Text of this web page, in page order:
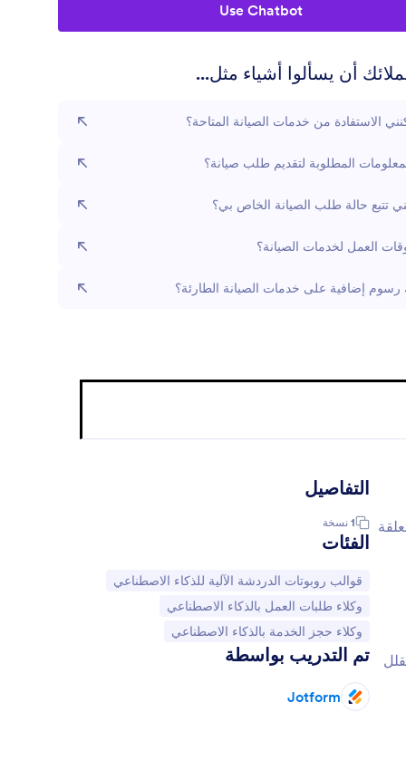
Use Chatbot
أن يسألوا أشياء مثل...
الاستفادة من خدمات الصيانة المتاحة؟
المطلوبة لتقديم طلب صيانة؟
تتبع حالة طلب الصيانة الخاص بي؟
العمل لخدمات الصيانة؟
إضافية على خدمات الصيانة الطارئة؟
التفاصيل
1 نسخة
الفئات
انتقل إلى الفئة:
قوالب روبوتات الدردشة الآلية للذكاء الاصطناعي
انتقل إلى الفئة:
وكلاء طلبات العمل بالذكاء الاصطناعي
انتقل إلى الفئة:
وكلاء حجز الخدمة بالذكاء الاصطناعي
تم التدريب بواسطة
Jotform